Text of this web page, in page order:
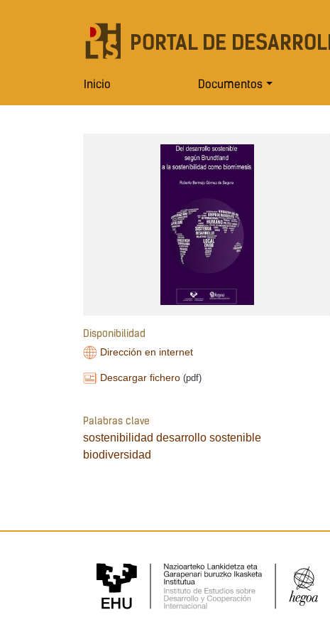
PORTAL DE
Inicio Documentos
Disponibilidad
Dirección en internet
Descargar fichero (pdf)
Palabras clave
sostenibilidad desarrollo sostenible
biodiversidad